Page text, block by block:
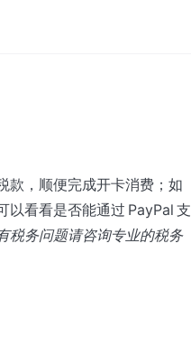
款，顺便完成开卡消费；如
以看看是否能通过 PayPal 支
税务问题请咨询专业的税务